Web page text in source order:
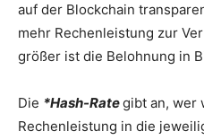
auf der Blockchain
mehr Rechenleistung zur
größer ist die Belohnung in
Die *Hash-Rategibt an, wer
Rechenleistung in die